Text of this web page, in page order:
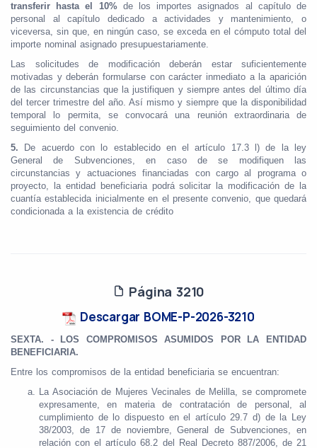
transferir hasta el 10%de los importes asignados al capítulo de
personal al capítulo dedicado a actividades y mantenimiento, o
viceversa, sin que, en ningún caso, se exceda en el cómputo total del
importe nominal asignado presupuestariamente.
Las solicitudes de modificación deberán estar suficientemente
motivadas y deberán formularse con carácter inmediato a la aparición
de las circunstancias que la justifiquen y siempre antes del último día
del tercer trimestre del año. Así mismo y siempre que la disponibilidad
temporal lo permita, se convocará una reunión extraordinaria de
seguimiento del convenio.
5.
De acuerdo con lo establecido en el artículo 17.3 l) de la ley
General de Subvenciones, en caso de se modifiquen las
circunstancias y actuaciones financiadas con cargo al programa o
proyecto, la entidad beneficiaria podrá solicitar la modificación de la
cuantía establecida inicialmente en el presente convenio, que quedará
condicionada a la existencia de crédito
Página 3210
Descargar BOME-P-2026-3210
SEXTA. - LOS COMPROMISOS ASUMIDOS POR LA ENTIDAD
BENEFICIARIA.
Entre los compromisos de la entidad beneficiaria se encuentran:
La Asociación de Mujeres Vecinales de Melilla, se compromete
expresamente, en materia de contratación de personal, al
cumplimiento de lo dispuesto en el artículo 29.7 d) de la Ley
38/2003, de 17 de noviembre, General de Subvenciones, en
relación con el artículo 68.2 del Real Decreto 887/2006, de 21